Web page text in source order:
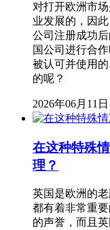
对打开欧洲市
业发展的，因
公司注册成功
国公司进行合
被认可并使用
的呢？
2026年06月11日
在这种特殊
理？
英国是欧洲的
都有着非常重
的声誉，而且